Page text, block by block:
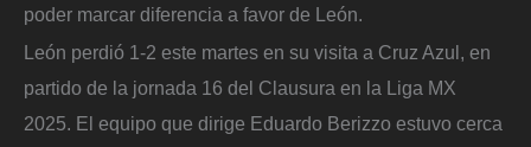
poder marcar diferencia a favor de León.
León perdió 1-2 este martes en su visita a Cruz Azul, en
partido de la jornada 16 del Clausura en la Liga MX
2025. El equipo que dirige Eduardo Berizzo estuvo cerca